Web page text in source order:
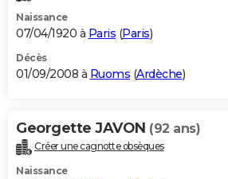
Naissance
07/04/1920 à Paris (Paris)
Décès
01/09/2008 à Ruoms (Ardèche)
Georgette JAVON (92 ans)
Créer une cagnotte obsèques
Naissance